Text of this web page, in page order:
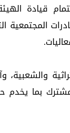
قيادة
والشعبية،
بما يخدم